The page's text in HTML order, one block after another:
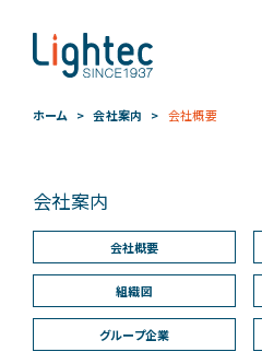
ホーム 会社案内 会社概要
会社案内
会社概要
組織図
グループ企業